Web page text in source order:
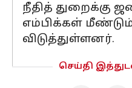
நீதித் துறைக்கு
எம்பிக்கள்
விடுத்துள்ளனர்.
செய்தி